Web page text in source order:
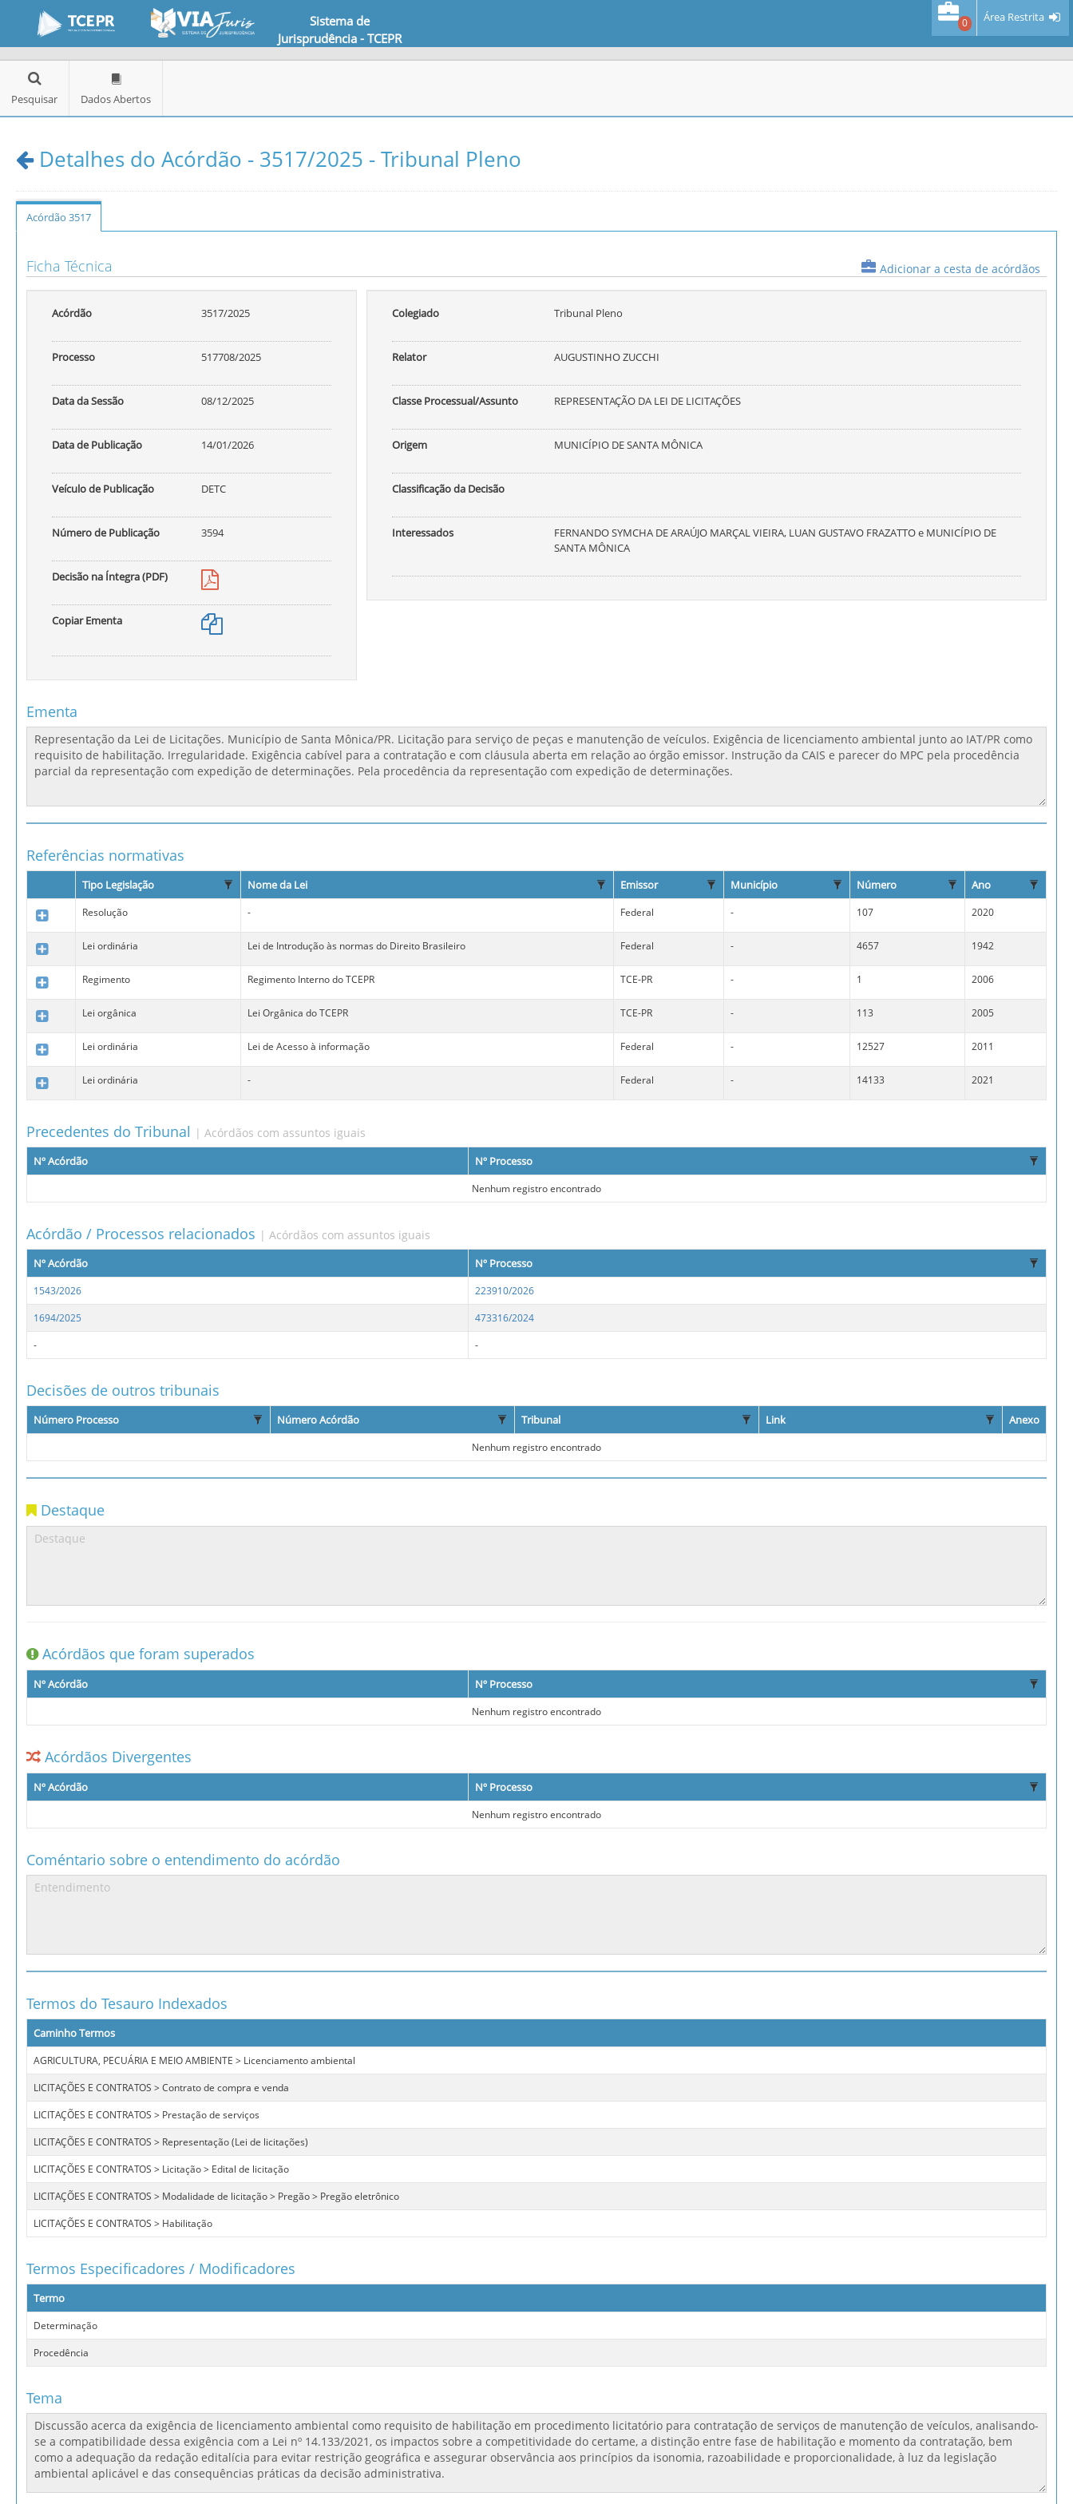
Sistema de
Jurisprudência - TCEPR
0 Área Restrita
Pesquisar Dados Abertos
Detalhes do Acórdão - 3517/2025 - Tribunal Pleno
Acórdão 3517
Ficha Técnica Adicionar a cesta de acórdãos
Acórdão 3517/2025
Processo 517708/2025
Data da Sessão 08/12/2025
Data de Publicação 14/01/2026
Veículo de Publicação DETC
Número de Publicação 3594
Decisão na Íntegra (PDF)
Copiar Ementa
Colegiado Tribunal Pleno
Relator AUGUSTINHO ZUCCHI
Classe Processual/Assunto REPRESENTAÇÃO DA LEI DE LICITAÇÕES
Origem MUNICÍPIO DE SANTA MÔNICA
Classificação da Decisão
Interessados
FERNANDO SYMCHA DE ARAÚJO MARÇAL VIEIRA, LUAN GUSTAVO FRAZATTO e MUNICÍPIO DE
SANTA MÔNICA
Ementa
Referências normativas
Tipo Legislação Nome da Lei Emissor Município Número Ano
Resolução - Federal - 107 2020
Lei ordinária Lei de Introdução às normas do Direito Brasileiro Federal - 4657 1942
Regimento Regimento Interno do TCEPR TCE-PR - 1 2006
Lei orgânica Lei Orgânica do TCEPR TCE-PR - 113 2005
Lei ordinária Lei de Acesso à informação Federal - 12527 2011
Lei ordinária - Federal - 14133 2021
Precedentes do Tribunal | Acórdãos com assuntos iguais
Nº Acórdão
Nº Processo
Nenhum registro encontrado
Acórdão / Processos relacionados | Acórdãos com assuntos iguais
Nº Acórdão
Nº Processo
1543/2026
223910/2026
1694/2025
473316/2024
-
-
Decisões de outros tribunais
Número Processo Número Acórdão Tribunal Link Anexo
Nenhum registro encontrado
Destaque
Acórdãos que foram superados
Nº Acórdão Nº Processo
Nenhum registro encontrado
Acórdãos Divergentes
Nº Acórdão Nº Processo
Nenhum registro encontrado
Coméntario sobre o entendimento do acórdão
Termos do Tesauro Indexados
Caminho Termos
AGRICULTURA, PECUÁRIA E MEIO AMBIENTE > Licenciamento ambiental
LICITAÇÕES E CONTRATOS > Contrato de compra e venda
LICITAÇÕES E CONTRATOS > Prestação de serviços
LICITAÇÕES E CONTRATOS > Representação (Lei de licitações)
LICITAÇÕES E CONTRATOS > Licitação > Edital de licitação
LICITAÇÕES E CONTRATOS > Modalidade de licitação > Pregão > Pregão eletrônico
LICITAÇÕES E CONTRATOS > Habilitação
Termos Especificadores / Modificadores
Termo
Determinação
Procedência
Tema